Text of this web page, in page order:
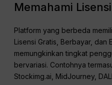
Memahami
Platform yang berbeda
Lisensi Gratis, Berbayar, dan
memungkinkan tingkat
bervariasi. Contohnya
Stockimg.ai, MidJourney,